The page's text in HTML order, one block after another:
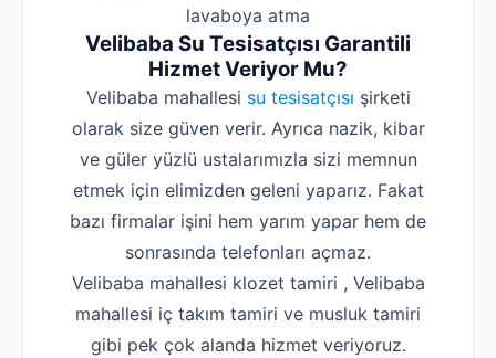
lavaboya atma
Velibaba Su Tesisatçısı Garantili
Hizmet Veriyor Mu?
Velibaba mahallesi su tesisatçısı şirketi
olarak size güven verir. Ayrıca nazik, kibar
ve güler yüzlü ustalarımızla sizi memnun
etmek için elimizden geleni yaparız. Fakat
bazı firmalar işini hem yarım yapar hem de
sonrasında telefonları açmaz.
Velibaba mahallesi klozet tamiri , Velibaba
mahallesi iç takım tamiri ve musluk tamiri
gibi pek çok alanda hizmet veriyoruz.